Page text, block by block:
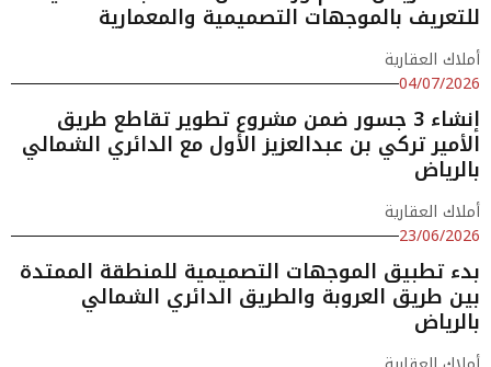
للتعريف بالموجهات التصميمية والمعمارية
أملاك العقارية
04/07/2026
إنشاء 3 جسور ضمن مشروع تطوير تقاطع طريق
الأمير تركي بن عبدالعزيز الأول مع الدائري الشمالي
بالرياض
أملاك العقارية
23/06/2026
بدء تطبيق الموجهات التصميمية للمنطقة الممتدة
بين طريق العروبة والطريق الدائري الشمالي
بالرياض